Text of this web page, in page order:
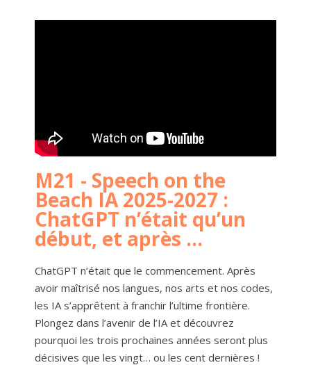
M21 - Speech on the
Beach IA 2025-2027 :
ChatGPT n’était qu’un
début, et après …
ChatGPT n’était que le commencement. Après
avoir maîtrisé nos langues, nos arts et nos codes,
les IA s’apprêtent à franchir l’ultime frontière.
Plongez dans l’avenir de l’IA et découvrez
pourquoi les trois prochaines années seront plus
décisives que les vingt… ou les cent dernières !